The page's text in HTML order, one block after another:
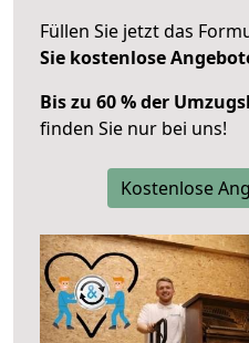
Füllen Sie jetzt das
Sie kostenlose
Bis zu 60 % der
finden Sie nur bei uns!
Kostenlose